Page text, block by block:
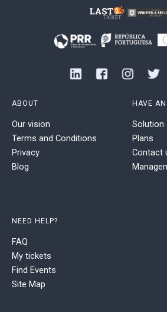
ABOUT
Our vision
Terms and Conditions
Privacy
Blog
HAVE
Solution
Plans
Contact
NEED HELP?
FAQ
My tickets
Find Events
Site Map